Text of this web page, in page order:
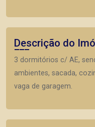
Descrição do
3 dormitórios c/ AE,
ambientes, sacada,
vaga de garagem.